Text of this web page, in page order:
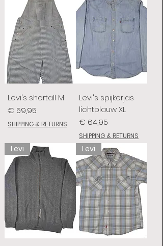
Levi's shortall M
Prijs
€ 59,95
SHIPPING & RETURNS
Levi's spijkerjas
lichtblauw XL
Prijs
€ 64,95
SHIPPING & RETURNS
Levi Levi